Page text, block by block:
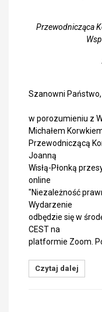
Przewodnicząca
Szanowni Państwo,
w porozumieniu z
Michałem
Przewodniczącą
Joanną
Wisłą-Płonką
online
"Niezależność
Wydarzenie
odbędzie się w
CEST na
platformie Zoom.
Czytaj dalej